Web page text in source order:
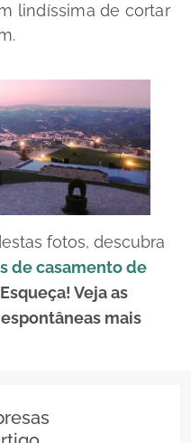
lindíssima de cortar
fotos, descubra
de casamento de
Veja as
mais